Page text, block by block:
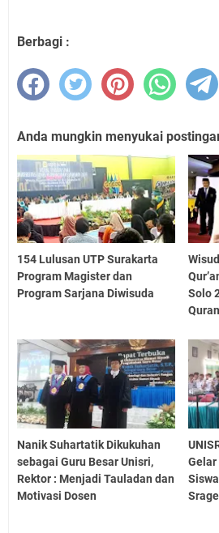
Berbagi :
Anda mungkin menyukai
154 Lulusan UTP Surakarta
Program Magister dan
Program Sarjana Diwisuda
Solo
Nanik Suhartatik Dikukuhan
sebagai Guru Besar Unisri,
Rektor : Menjadi Tauladan dan
Motivasi Dosen